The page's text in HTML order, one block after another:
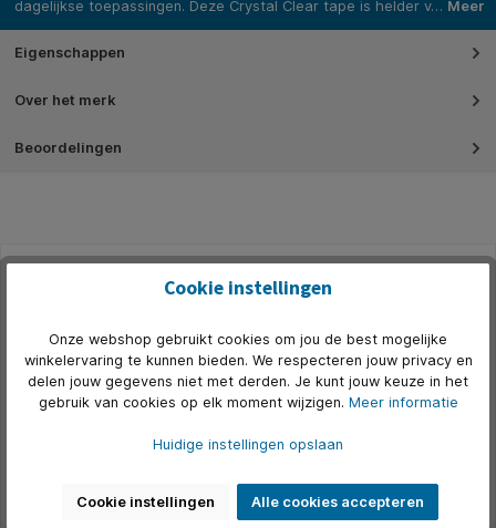
dagelijkse toepassingen. Deze Crystal Clear tape is helder v… Meer
Eigenschappen
Over het merk
Beoordelingen
Productgalerij overslaanCookie instellingen
Onze webshop gebruikt cookies om jou de best mogelijke
winkelervaring te kunnen bieden. We respecteren jouw privacy en
delen jouw gegevens niet met derden. Je kunt jouw keuze in het
gebruik van cookies op elk moment wijzigen. Meer informatie
Huidige instellingen opslaan
Cookie instellingen Alle cookies accepteren